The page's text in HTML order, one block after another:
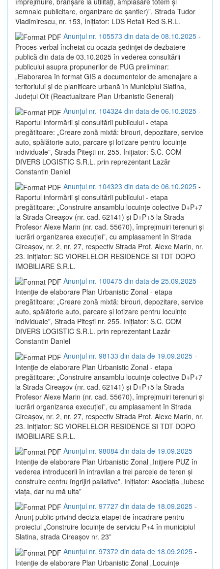
semnale publicitare, organizare de șantier)”, Strada Tudor
Vladimirescu, nr. 153, Inițiator: LDS Retail Red S.R.L.
Anunțul nr. 105573 din data de 08.10.2025 -
Proces-verbal încheiat cu ocazia ședinței de dezbatere
publică din data de 03.10.2025 în vederea consultării
publicului asupra propunerilor de PUG preliminar:
„Elaborarea în format GIS a documentelor de amenajare a
teritoriului și de planificare urbană în Municipiul Slatina,
Județul Olt (Reactualizare Plan Urbanistic General)
Anunțul nr. 104324 din data de 06.10.2025 -
Raportul informării și consultării publicului - etapa
pregătitoare: „Creare zonă mixtă: birouri, depozitare, service
auto, spălătorie auto, parcare și lotizare pentru locuințe
individuale”, Strada Pitești nr. 255. Inițiator: S.C. COM
DIVERS LOGISTIC S.R.L. prin reprezentant Lazăr
Constantin Daniel
Anunțul nr. 104323 din data de 06.10.2025 -
Raportul informării și consultării publicului - etapa
pregătitoare: „Construire ansamblu locuințe colective D+P+7
la Strada Cireașov (nr. cad. 62141) și D+P+5 la Strada
Profesor Alexe Marin (nr. cad. 55670), împrejmuiri terenuri și
lucrări organizarea execuției”, cu amplasament în Strada
Cireașov, nr. 2, nr. 27, respectiv Strada Prof. Alexe Marin, nr.
23. Inițiator: SC VIORELELOR RESIDENCE SI TDT DOPO
IMOBILIARE S.R.L.
Anunțul nr. 100475 din data de 25.09.2025 -
Intenție de elaborare Plan Urbanistic Zonal - etapa
pregătitoare: „Creare zonă mixtă: birouri, depozitare, service
auto, spălătorie auto, parcare și lotizare pentru locuințe
individuale”, Strada Pitești nr. 255. Inițiator: S.C. COM
DIVERS LOGISTIC S.R.L. prin reprezentant Lazăr
Constantin Daniel
Anunțul nr. 98133 din data de 19.09.2025 -
Intenție de elaborare Plan Urbanistic Zonal - etapa
pregătitoare: „Construire ansamblu locuințe colective D+P+7
la Strada Cireașov (nr. cad. 62141) și D+P+5 la Strada
Profesor Alexe Marin (nr. cad. 55670), împrejmuiri terenuri și
lucrări organizarea execuției”, cu amplasament în Strada
Cireașov, nr. 2, nr. 27, respectiv Strada Prof. Alexe Marin, nr.
23. Inițiator: SC VIORELELOR RESIDENCE SI TDT DOPO
IMOBILIARE S.R.L.
Anunțul nr. 98084 din data de 19.09.2025 -
Intenție de elaborare Plan Urbanistic Zonal „Inițiere PUZ în
vederea introducerii în intravilan a trei parcele de teren și
construire centru îngrijiri paliative”. Inițiator: Asociația „Iubesc
viața, dar nu mă uita”
Anunțul nr. 97727 din data de 18.09.2025 -
Anunț public privind decizia etapei de încadrare pentru
proiectul „Construire locuințe de serviciu P+4 în municipiul
Slatina, strada Cireașov nr. 23”
Anunțul nr. 97372 din data de 18.09.2025 -
Intenție de elaborare Plan Urbanistic Zonal „Locuințe